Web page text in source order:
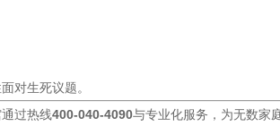
对生死议题。
过热线400-040-4090与专业化服务，为无数家